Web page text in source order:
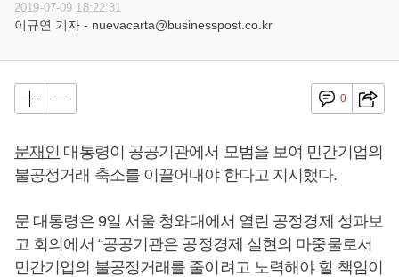
2019-07-09 18:22:31
이규연 기자 - nuevacarta@businesspost.co.kr
0
문재인 대통령이 공공기관에서 모범을 보여 민간기업의
불공정거래 축소를 이끌어내야 한다고 지시했다.
문 대통령은 9일 서울 청와대에서 열린 공정경제 성과보
고 회의에서 “공공기관은 공정경제 실현의 마중물로서
민간기업의 불공정거래를 줄이려고 노력해야 할 책임이